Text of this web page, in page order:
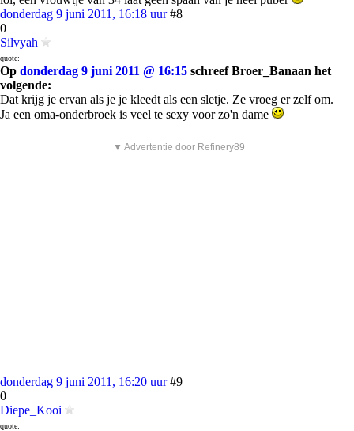
donderdag 9 juni 2011, 16:18 uur #8
0
Silvyah
quote:
Op donderdag 9 juni 2011 @ 16:15 schreef Broer_Banaan het
volgende:
Dat krijg je ervan als je je kleedt als een sletje. Ze vroeg er zelf om.
Ja een oma-onderbroek is veel te sexy voor zo'n dame
▼ Advertentie door Refinery89
donderdag 9 juni 2011, 16:20 uur #9
0
Diepe_Kooi
quote: